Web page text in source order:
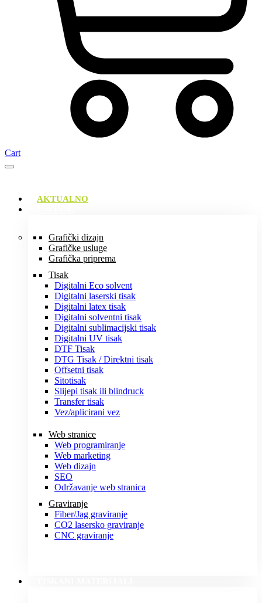
Cart
AKTUALNO
Grafički dizajn
Grafičke usluge
Grafička priprema
Tisak
Digitalni Eco solvent
Digitalni laserski tisak
Digitalni latex tisak
Digitalni solventni tisak
Digitalni sublimacijski tisak
Digitalni UV tisak
DTF Tisak
DTG Tisak / Direktni tisak
Offsetni tisak
Sitotisak
Slijepi tisak ili blindruck
Transfer tisak
Vez/aplicirani vez
Web stranice
Web programiranje
Web marketing
Web dizajn
SEO
Održavanje web stranica
Graviranje
Fiber/Jag graviranje
CO2 lasersko graviranje
CNC graviranje